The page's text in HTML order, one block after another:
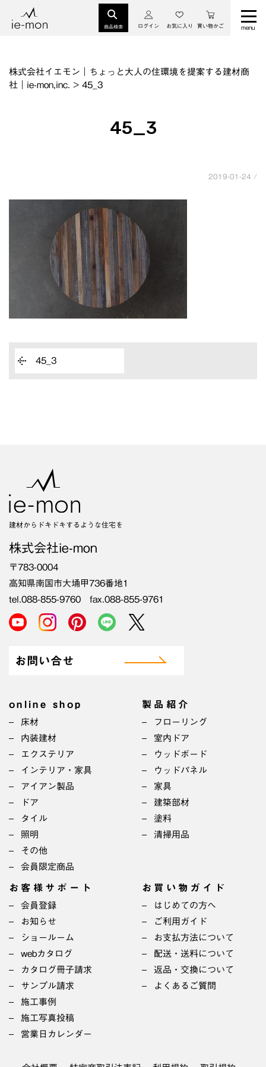
商品検索 ログイン お気に入り 買い物かご
株式会社イエモン｜ちょっと大人の住環境を提案する建材商
社｜ie-mon,inc. > 45_3
45_3
2019-01-24 /
45_3
建材からドキドキするような住宅を
株式会社ie-mon
〒783-0004
高知県南国市大埇甲736番地1
tel.088-855-9760 fax.088-855-9761
お問い合せ
online shop
床材
内装建材
エクステリア
インテリア・家具
アイアン製品
ドア
タイル
照明
その他
会員限定商品
製品紹介
フローリング
室内ドア
ウッドボード
ウッドパネル
家具
建築部材
塗料
清掃用品
お客様サポート
会員登録
お知らせ
ショールーム
webカタログ
カタログ冊子請求
サンプル請求
施工事例
施工写真投稿
営業日カレンダー
お買い物ガイド
はじめての方へ
ご利用ガイド
お支払方法について
配送・送料について
返品・交換について
よくあるご質問